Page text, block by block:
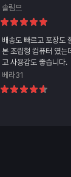
장 상태였습니다. 본체
있어 배송 중 흔들림이
박스도 안전하게 포장
갔습니다. 전원을 켜자
기 설정도 잘 되어 있
수 있었습니다. 선정리
티가 좋다는 게 한눈에
작업, 인터넷, 영상 시
함께 사용하고 있는데,
솔림므
평
100
점
배송도 빠르고 포장도
본 조립형 컴퓨터 였는
고 사용감도 좋습니다.
베라31
평